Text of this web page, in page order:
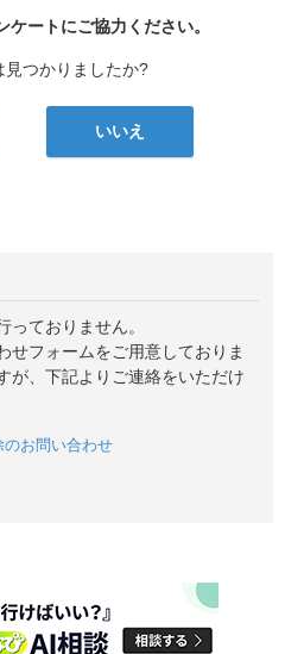
ケートにご協力ください。
見つかりましたか?
いいえ
っておりません。
せフォームをご用意しておりま
が、下記よりご連絡をいただけ
お問い合わせ